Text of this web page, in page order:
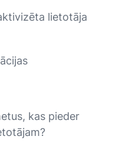
lietotāja
kas pieder